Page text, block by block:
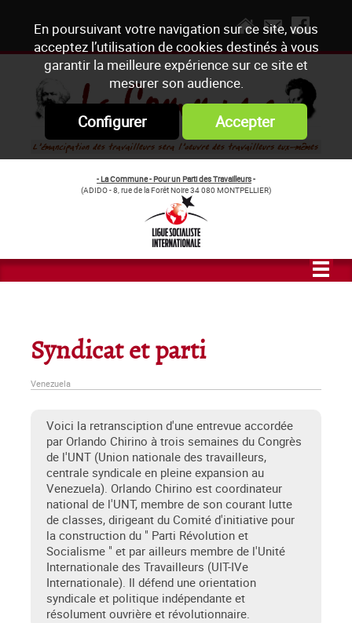
En poursuivant votre navigation sur ce site, vous
acceptez l’utilisation de cookies destinés à vous
garantir la meilleure expérience sur ce site et
mesurer son audience.
Configurer Accepter
- La Commune - Pour un Parti des Travailleurs-
(ADIDO - 8, rue de la Forêt Noire 34 080 MONTPELLIER)
Syndicat et parti
Venezuela
Voici la retransciption d'une entrevue accordée
par Orlando Chirino à trois semaines du Congrès
de l'UNT (Union nationale des travailleurs,
centrale syndicale en pleine expansion au
Venezuela). Orlando Chirino est coordinateur
national de l'UNT, membre de son courant lutte
de classes, dirigeant du Comité d'initiative pour
la construction du " Parti Révolution et
Socialisme " et par ailleurs membre de l'Unité
Internationale des Travailleurs (UIT-IVe
Internationale). Il défend une orientation
syndicale et politique indépendante et
résolument ouvrière et révolutionnaire.